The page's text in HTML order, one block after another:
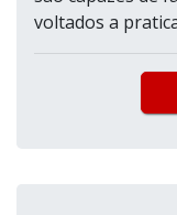
voltados a